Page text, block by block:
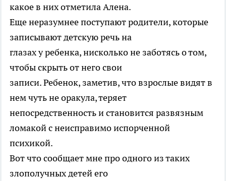
какое в них отметила Алена.
Еще неразумнее поступают родители, которые
записывают детскую речь на
глазах у ребенка, нисколько не заботясь о том,
чтобы скрыть от него свои
записи. Ребенок, заметив, что взрослые видят в
нем чуть не оракула, теряет
непосредственность и становится развязным
ломакой с неисправимо испорченной
психикой.
Вот что сообщает мне про одного из таких
злополучных детей его